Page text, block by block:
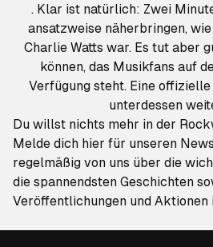
. Klar ist natürlich: Zwei Minuten können nicht mal
ansatzweise näherbringen,
Charlie Watts war. Es tut aber
können, das Musikfans auf
Verfügung steht. Eine
unterdessen
Du willst nichts mehr in der
Melde dich hier für unseren
regelmäßig von uns über die
die spannendsten Geschichten
Veröffentlichungen und